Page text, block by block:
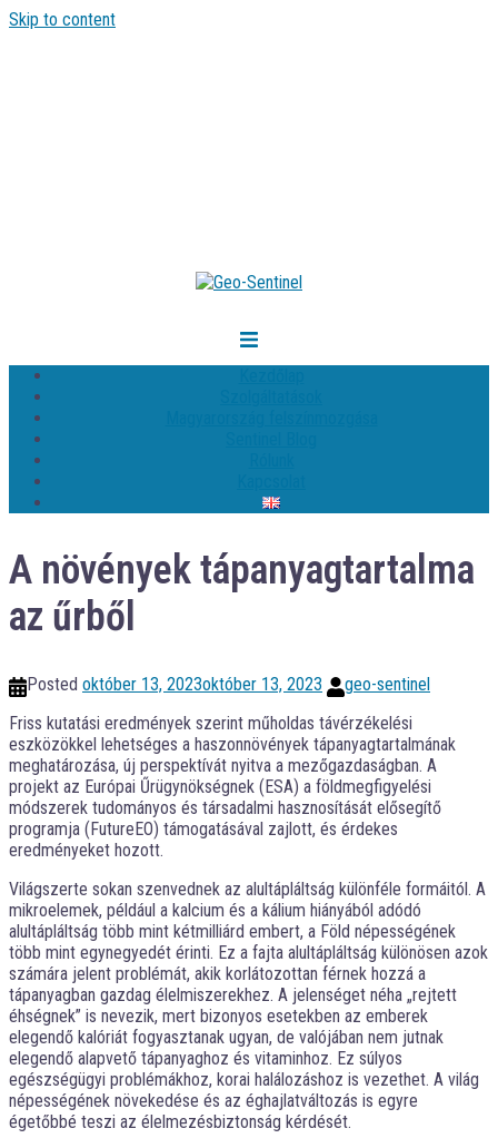
Skip to content
A növények tápanyagtartalma
az űrből
Posted október 13, 2023október 13, 2023
geo-sentinel
Friss kutatási eredmények szerint műholdas távérzékelési
eszközökkel lehetséges a haszonnövények tápanyagtartalmának
meghatározása, új perspektívát nyitva a mezőgazdaságban. A
projekt az Európai Űrügynökségnek (ESA) a földmegfigyelési
módszerek tudományos és társadalmi hasznosítását elősegítő
programja (FutureEO) támogatásával zajlott, és érdekes
eredményeket hozott.
Világszerte sokan szenvednek az alultápláltság különféle formáitól. A
mikroelemek, például a kalcium és a kálium hiányából adódó
alultápláltság több mint kétmilliárd embert, a Föld népességének
több mint egynegyedét érinti. Ez a fajta alultápláltság különösen azok
számára jelent problémát, akik korlátozottan férnek hozzá a
tápanyagban gazdag élelmiszerekhez. A jelenséget néha „rejtett
éhségnek” is nevezik, mert bizonyos esetekben az emberek
elegendő kalóriát fogyasztanak ugyan, de valójában nem jutnak
elegendő alapvető tápanyaghoz és vitaminhoz. Ez súlyos
egészségügyi problémákhoz, korai halálozáshoz is vezethet. A világ
népességének növekedése és az éghajlatváltozás is egyre
égetőbbé teszi az élelmezésbiztonság kérdését.